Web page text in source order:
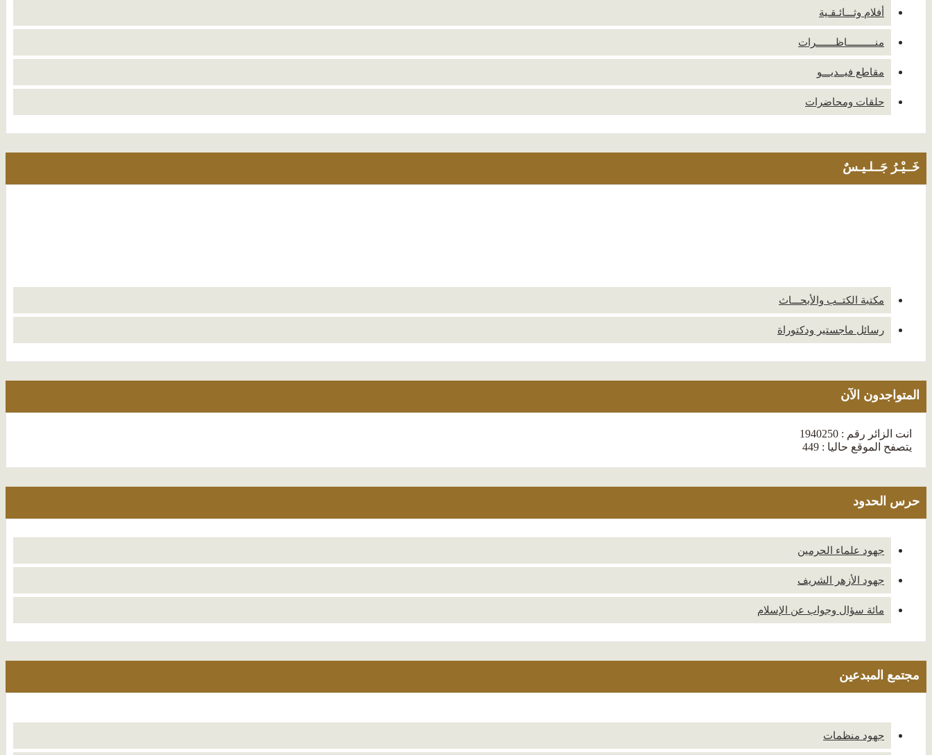
أفلام وثـــائـقـية
منــــــــــاظـــــــرات
مقاطع فيــديـــو
حلقات ومحاضرات
خَــيْـرُ جَــلـيـسٌ
مكتبة الكتــب والأبحـــاث
رسائل ماجستير ودكتوراة
المتواجدون الآن
انت الزائر رقم : 1940250
يتصفح الموقع حاليا : 449
حرس الحدود
جهود علماء الحرمين
جهود الأزهر الشريف
مائة سؤال وجواب عن الإسلام
مجتمع المبدعين
جهود منظمات